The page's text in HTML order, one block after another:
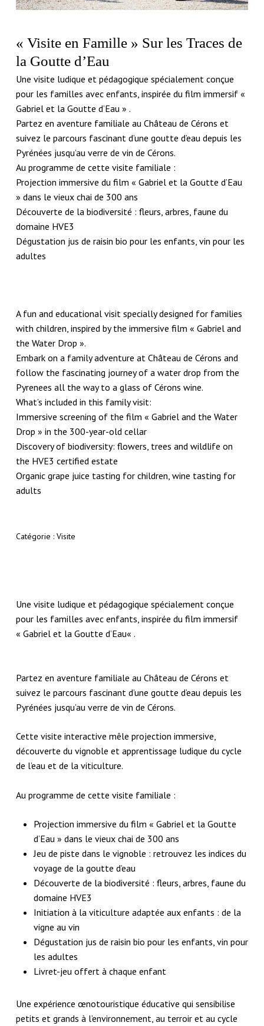
Votre panier est vide.
Go To Shop
« Visite en Famille » Sur les Traces de
la Goutte d’Eau
Une visite ludique et pédagogique spécialement conçue
pour les familles avec enfants, inspirée du film immersif «
Gabriel et la Goutte d’Eau » .
Partez en aventure familiale au Château de Cérons et
suivez le parcours fascinant d’une goutte d’eau depuis les
Pyrénées jusqu’au verre de vin de Cérons.
Au programme de cette visite familiale :
Projection immersive du film « Gabriel et la Goutte d’Eau
» dans le vieux chai de 300 ans
Découverte de la biodiversité : fleurs, arbres, faune du
domaine HVE3
Dégustation jus de raisin bio pour les enfants, vin pour les
adultes
A fun and educational visit specially designed for families
with children, inspired by the immersive film « Gabriel and
the Water Drop ».
Embark on a family adventure at Château de Cérons and
follow the fascinating journey of a water drop from the
Pyrenees all the way to a glass of Cérons wine.
What’s included in this family visit:
Immersive screening of the film « Gabriel and the Water
Drop » in the 300-year-old cellar
Discovery of biodiversity: flowers, trees and wildlife on
the HVE3 certified estate
Organic grape juice tasting for children, wine tasting for
adults
Catégorie : Visite
Une visite ludique et pédagogique spécialement conçue
pour les familles avec enfants, inspirée du film immersif
« Gabriel et la Goutte d’Eau« .
Partez en aventure familiale au Château de Cérons et
suivez le parcours fascinant d’une goutte d’eau depuis les
Pyrénées jusqu’au verre de vin de Cérons.
Cette visite interactive mêle projection immersive,
découverte du vignoble et apprentissage ludique du cycle
de l’eau et de la viticulture.
Au programme de cette visite familiale :
Projection immersive du film « Gabriel et la Goutte
d’Eau » dans le vieux chai de 300 ans
Jeu de piste dans le vignoble : retrouvez les indices du
voyage de la goutte d’eau
Découverte de la biodiversité : fleurs, arbres, faune du
domaine HVE3
Initiation à la viticulture adaptée aux enfants : de la
vigne au vin
Dégustation jus de raisin bio pour les enfants, vin pour
les adultes
Livret-jeu offert à chaque enfant
Une expérience œnotouristique éducative qui sensibilise
petits et grands à l’environnement , au terroir et au cycle
Nom*
E-mail*